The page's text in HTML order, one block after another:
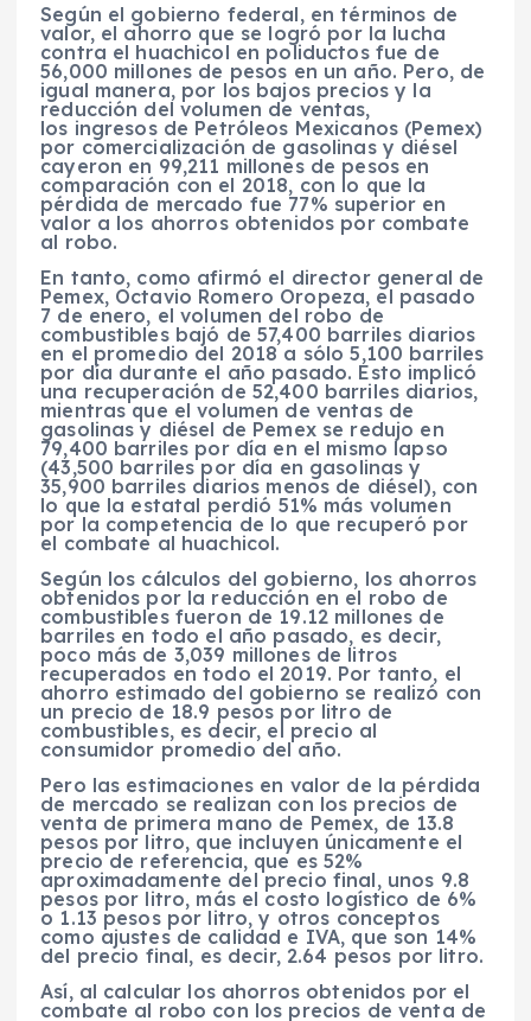
Según el gobierno federal, en términos de
valor, el ahorro que se logró por la lucha
contra el huachicol en poliductos fue de
56,000 millones de pesos en un año. Pero, de
igual manera, por los bajos precios y la
reducción del volumen de ventas,
los ingresos de Petróleos Mexicanos (Pemex)
por comercialización de gasolinas y diésel
cayeron en 99,211 millones de pesos en
comparación con el 2018, con lo que la
pérdida de mercado fue 77% superior en
valor a los ahorros obtenidos por combate
al robo.
En tanto, como afirmó el director general de
Pemex, Octavio Romero Oropeza, el pasado
7 de enero, el volumen del robo de
combustibles bajó de 57,400 barriles diarios
en el promedio del 2018 a sólo 5,100 barriles
por día durante el año pasado. Esto implicó
una recuperación de 52,400 barriles diarios,
mientras que el volumen de ventas de
gasolinas y diésel de Pemex se redujo en
79,400 barriles por día en el mismo lapso
(43,500 barriles por día en gasolinas y
35,900 barriles diarios menos de diésel), con
lo que la estatal perdió 51% más volumen
por la competencia de lo que recuperó por
el combate al huachicol.
Según los cálculos del gobierno, los ahorros
obtenidos por la reducción en el robo de
combustibles fueron de 19.12 millones de
barriles en todo el año pasado, es decir,
poco más de 3,039 millones de litros
recuperados en todo el 2019. Por tanto, el
ahorro estimado del gobierno se realizó con
un precio de 18.9 pesos por litro de
combustibles, es decir, el precio al
consumidor promedio del año.
Pero las estimaciones en valor de la pérdida
de mercado se realizan con los precios de
venta de primera mano de Pemex, de 13.8
pesos por litro, que incluyen únicamente el
precio de referencia, que es 52%
aproximadamente del precio final, unos 9.8
pesos por litro, más el costo logístico de 6%
o 1.13 pesos por litro, y otros conceptos
como ajustes de calidad e IVA, que son 14%
del precio final, es decir, 2.64 pesos por litro.
Así, al calcular los ahorros obtenidos por el
combate al robo con los precios de venta de